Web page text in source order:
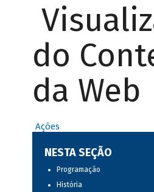
do
da Web
Ações
NESTA SEÇÃO
Programação
História